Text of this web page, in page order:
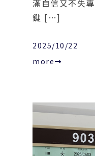
滿自信又不失
鍵 […]
2025/10/22
more